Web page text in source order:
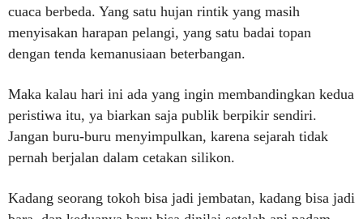
cuaca berbeda. Yang satu hujan rintik yang masih
menyisakan harapan pelangi, yang satu badai topan
dengan tenda kemanusiaan beterbangan.
Maka kalau hari ini ada yang ingin membandingkan kedua
peristiwa itu, ya biarkan saja publik berpikir sendiri.
Jangan buru-buru menyimpulkan, karena sejarah tidak
pernah berjalan dalam cetakan silikon.
Kadang seorang tokoh bisa jadi jembatan, kadang bisa jadi